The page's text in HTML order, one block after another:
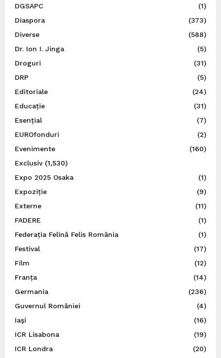
DGSAPC
(1)
Diaspora
(373)
Diverse
(588)
Dr. Ion I. Jinga
(5)
Droguri
(31)
DRP
(5)
Editoriale
(24)
Educație
(31)
Esențial
(7)
EUROfonduri
(2)
Evenimente
(160)
Exclusiv(1,530)
Expo 2025 Osaka
(1)
Expoziție
(9)
Externe
(11)
FADERE
(1)
Federația Felină Felis România
(1)
Festival
(17)
Film
(12)
Franța
(14)
Germania
(236)
Guvernul României
(4)
Iaşi
(16)
ICR Lisabona
(19)
ICR Londra
(20)